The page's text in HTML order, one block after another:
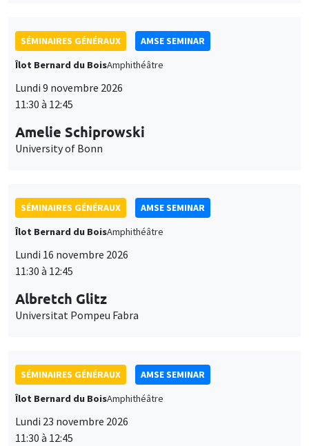
SÉMINAIRES GÉNÉRAUX
AMSE SEMINAR
Îlot Bernard du BoisAmphithéâtre
Lundi 9 novembre 2026
11:30 à 12:45
Amelie Schiprowski
University of Bonn
SÉMINAIRES GÉNÉRAUX
AMSE SEMINAR
Îlot Bernard du BoisAmphithéâtre
Lundi 16 novembre 2026
11:30 à 12:45
Albretch Glitz
Universitat Pompeu Fabra
SÉMINAIRES GÉNÉRAUX
AMSE SEMINAR
Îlot Bernard du BoisAmphithéâtre
Lundi 23 novembre 2026
11:30 à 12:45